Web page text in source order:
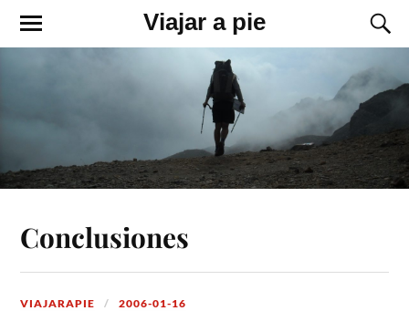
Viajar a pie
Conclusiones
VIAJARAPIE 2006-01-16